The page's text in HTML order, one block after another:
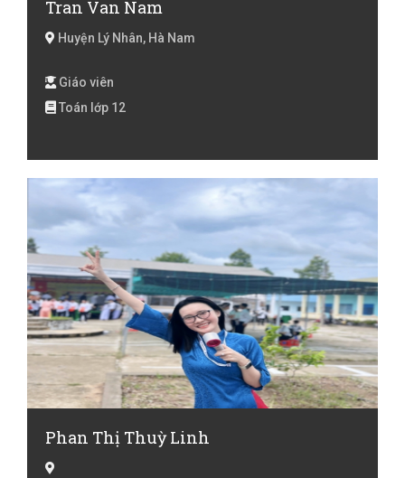
Tran Van Nam
Huyện Lý Nhân, Hà Nam
Giáo viên
Toán lớp 12
Phan Thị Thuỳ Linh